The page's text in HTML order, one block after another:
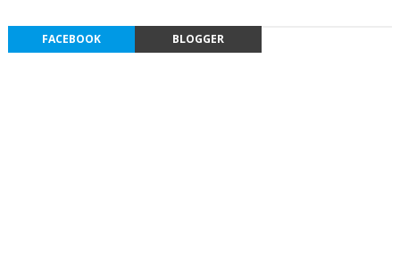
FACEBOOK BLOGGER